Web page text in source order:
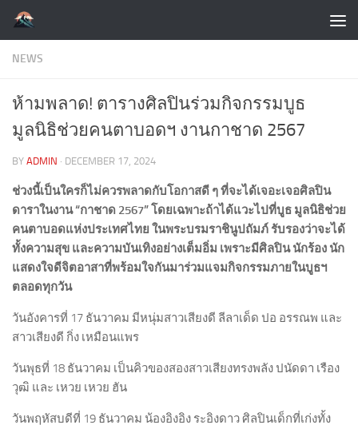
Skip to content
NEWS
ห้ามพลาด! ตารางศิลปินร่วมกิจกรรมบูธ
มูลนิธิช่วยคนตาบอดฯ งานกาชาด 2567
BY ADMIN · DECEMBER 17, 2024
ช่วงนี้เป็นใครก็ไม่ควรพลาดกับโอกาสดี ๆ ที่จะได้เจอะเจอศิลปิน
ดาราในงาน “กาชาด 2567” โดยเฉพาะถ้าได้แวะไปที่บูธ มูลนิธิช่วย
คนตาบอดแห่งประเทศไทย ในพระบรมราชินูปถัมภ์ รับรองว่าจะได้
ทั้งความสุข และความบันเทิงอย่างเต็มอิ่ม เพราะมีศิลปิน นักร้อง นัก
แสดงใจดีจิตอาสาที่พร้อมใจกันมาร่วมแจมกิจกรรมภายในบูธฯ
ตลอดทุกวัน
วันอังคารที่ 17 ธันวาคม มีหนุ่มสาวเสียงดี ลีลาเด็ด ปอ อรรณพ และ
สาวเสียงดี กิ่ง เหมือนแพร
วันพุธที่ 18 ธันวาคม เป็นคิวของสองสาวเสียงทรงพลัง ปนัดดา เรือง
วุฒิ และ เหวย เหวย ฮัน
วันพฤหัสบดีที่ 19 ธันวาคม น้องอิงอิง ระอิงดาว ศิลปินเด็กที่เก่งทั้ง